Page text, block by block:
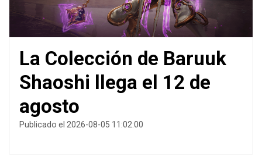
La Colección de Baruuk
Shaoshi llega el 12 de
agosto
Publicado el 2026-08-05 11:02:00